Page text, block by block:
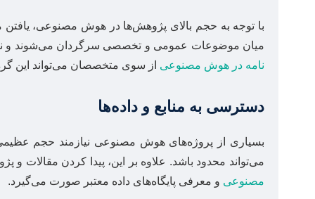
با توجه به حجم بالای پژوهش‌ها در هوش مصنوعی،
میان موضوعات عمومی و تخصصی سرگردان می‌شوند و
نامه در هوش مصنوعی از سوی متخصصان می‌تواند این گره
دسترسی به منابع و داده‌ها
بسیاری از پروژه‌های هوش مصنوعی نیازمند حجم عظیمی
می‌تواند محدود باشد. علاوه بر این، پیدا کردن مقالات
مصنوعی و معرفی پایگاه‌های داده معتبر صورت می‌گیرد.